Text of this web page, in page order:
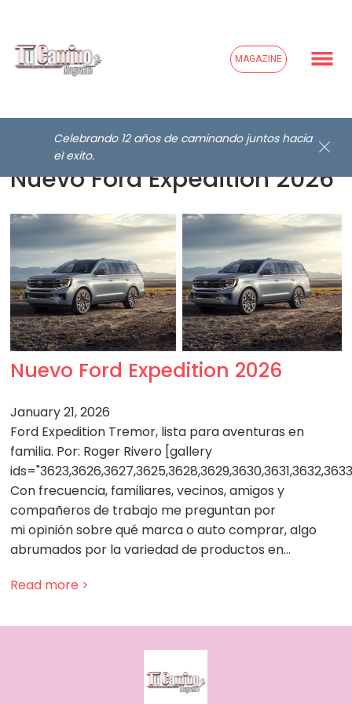
MAGAZINE
Celebrando 12 años de caminando juntos hacia
el exito.
Nuevo Ford Expedition 2026
Nuevo Ford Expedition 2026
January 21, 2026
Ford Expedition Tremor, lista para aventuras en
familia. Por: Roger Rivero [gallery
Con frecuencia, familiares, vecinos, amigos y
compañeros de trabajo me preguntan por
mi opinión sobre qué marca o auto comprar, algo
abrumados por la variedad de productos en…
Read more >